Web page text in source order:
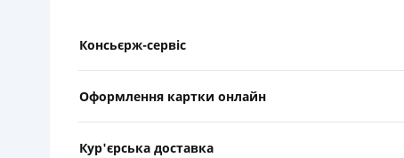
Консьєрж-сервіс
Оформлення картки онлайн
Кур'єрська доставка